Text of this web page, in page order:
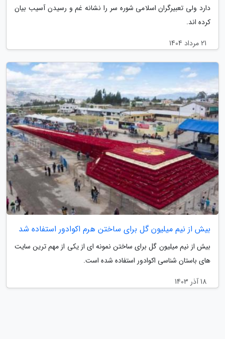
دارد ولی تعبیرگران اسلامی شوره سر را نشانه غم و رسیدن آسیب بیان
کرده اند.
21 مرداد 1404
بیش از نیم میلیون گل برای ساختن هرم اکوادور استفاده شد
بیش از نیم میلیون گل برای ساختن نمونه ای از یکی از مهم ترین سایت
های باستان شناسی اکوادور استفاده شده است.
18 آذر 1403